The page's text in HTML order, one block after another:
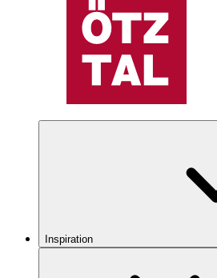
Inspiration